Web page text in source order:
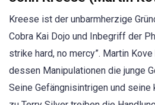
Kreese ist der unbarmherzige
Cobra Kai Dojo und Inbegriff der
strike hard, no mercy”. Martin
dessen Manipulationen die junge
Seine Gefängnisintrigen und